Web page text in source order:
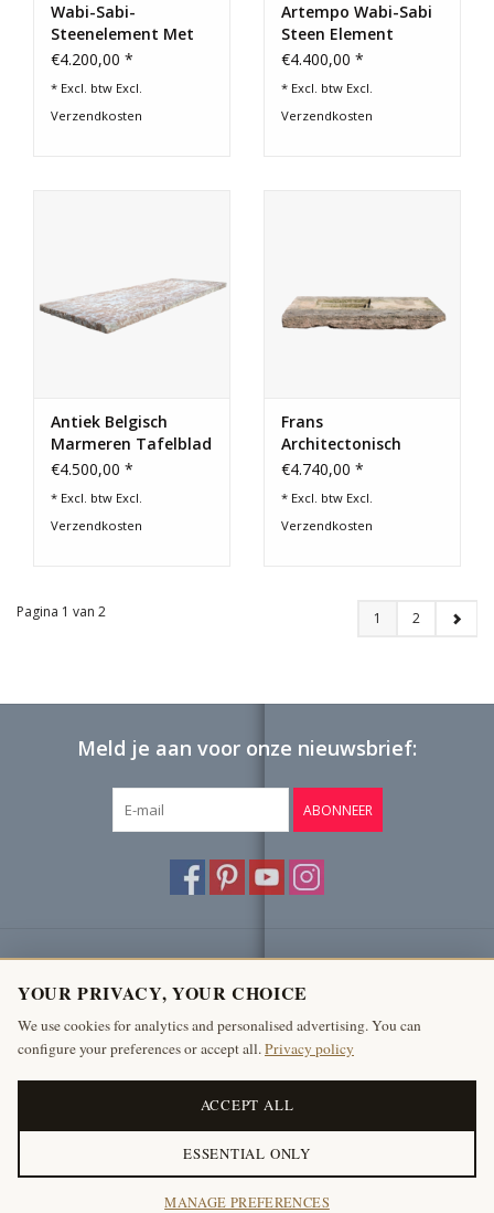
Wabi-Sabi-
Steenelement Met
Artempo-Oppervlak
€4.200,00 *
* Excl. btw Excl.
Verzendkosten
Artempo Wabi-Sabi
Steen Element
€4.400,00 *
* Excl. btw Excl.
Verzendkosten
Antiek Belgisch
Marmeren Tafelblad
€4.500,00 *
* Excl. btw Excl.
Verzendkosten
Frans
Architectonisch
Natuurstenen
€4.740,00 *
* Excl. btw Excl.
Verzendkosten
Pagina 1 van 2 1 2
Meld je aan voor onze nieuwsbrief:
ABONNEER
Producten
Mijn account
The Antique Fireplace Bank
YOUR PRIVACY, YOUR CHOICE
We use cookies for analytics and personalised advertising. You can
configure your preferences or accept all.Privacy policy
ACCEPT ALL
ESSENTIAL ONLY
MANAGE PREFERENCES